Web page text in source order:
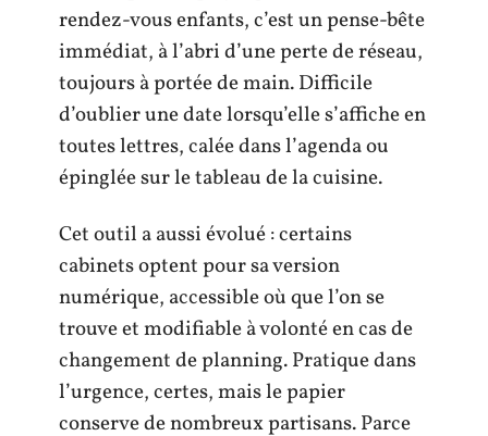
rendez-vous enfants, c’est un pense-bête
immédiat, à l’abri d’une perte de réseau,
toujours à portée de main. Difficile
d’oublier une date lorsqu’elle s’affiche en
toutes lettres, calée dans l’agenda ou
épinglée sur le tableau de la cuisine.
Cet outil a aussi évolué : certains
cabinets optent pour sa version
numérique, accessible où que l’on se
trouve et modifiable à volonté en cas de
changement de planning. Pratique dans
l’urgence, certes, mais le papier
conserve de nombreux partisans. Parce